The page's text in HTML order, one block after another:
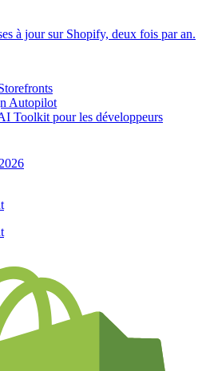
à jour sur Shopify, deux fois par an.
Autopilot
Toolkit pour les développeurs